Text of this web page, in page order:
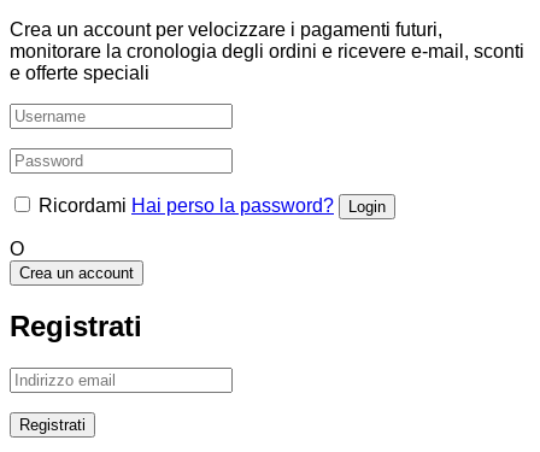
Crea un account per velocizzare i pagamenti futuri,
monitorare la cronologia degli ordini e ricevere e-mail, sconti
e offerte speciali
Ricordami Hai perso la password?
O
Crea un account
Registrati